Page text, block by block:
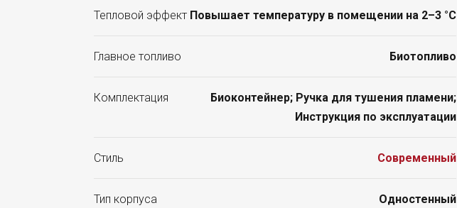
Тепловой эффект Повышает температуру в помещении на 2–3 °C
Главное топливо Биотопливо
Комплектация
Биоконтейнер; Ручка для тушения пламени;
Инструкция по эксплуатации
Стиль Современный
Тип корпуса Одностенный